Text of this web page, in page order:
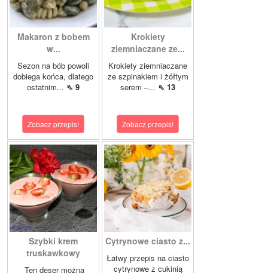
Makaron z bobem
w...
Sezon na bób powoli
dobiega końca, dlatego
ostatnim... ⇖ 9
Zobacz przepis!
Krokiety
ziemniaczane ze...
Krokiety ziemniaczane
ze szpinakiem i żółtym
serem –... ⇖ 13
Zobacz przepis!
Szybki krem
truskawkowy
Ten deser można
Cytrynowe ciasto z...
Łatwy przepis na ciasto
cytrynowe z cukinią